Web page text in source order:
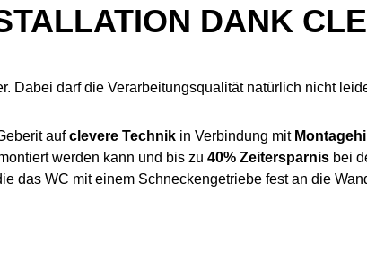
DANK
Dabei darf die Verarbeitungsqualität natürlich nicht
aufclevere Technik in Verbindung mit
werden kann und bis zu 40% Zeitersparnis bei
das WC mit einem Schneckengetriebe fest an die